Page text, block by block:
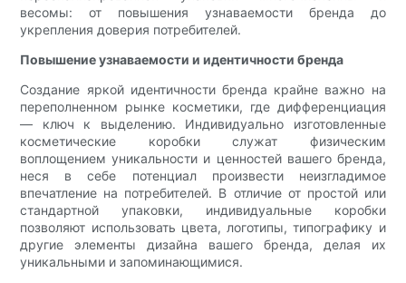
весомы: от повышения узнаваемости бренда до
укрепления доверия потребителей.
Повышение узнаваемости и идентичности бренда
Создание яркой идентичности бренда крайне важно на
переполненном рынке косметики, где дифференциация
— ключ к выделению. Индивидуально изготовленные
косметические коробки служат физическим
воплощением уникальности и ценностей вашего бренда,
неся в себе потенциал произвести неизгладимое
впечатление на потребителей. В отличие от простой или
стандартной упаковки, индивидуальные коробки
позволяют использовать цвета, логотипы, типографику и
другие элементы дизайна вашего бренда, делая их
уникальными и запоминающимися.